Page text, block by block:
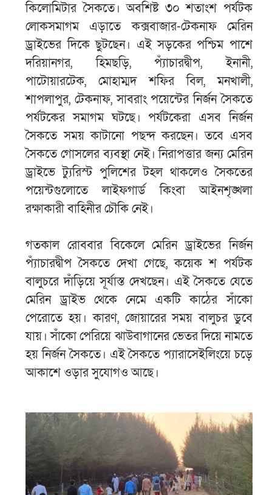
কিলোমিটার সৈকতে। অবশিষ্ট ৩০ শতাংশ পর্যটক
লোকসমাগম এড়াতে কক্সবাজার-টেকনাফ মেরিন
ড্রাইভের দিকে ছুটছেন। এই সড়কের পশ্চিম পাশে
দরিয়ানগর, হিমছড়ি, প্যাঁচারদ্বীপ, ইনানী,
পাটোয়ারটেক, মোহাম্মদ শফির বিল, মনখালী,
শাপলাপুর, টেকনাফ, সাবরাং পয়েন্টের নির্জন সৈকতে
পর্যটকের সমাগম ঘটছে। পর্যটকেরা এসব নির্জন
সৈকতে সময় কাটানো পছন্দ করছেন। তবে এসব
সৈকতে গোসলের ব্যবস্থা নেই। নিরাপত্তার জন্য মেরিন
ড্রাইভে ট্যুরিস্ট পুলিশের টহল থাকলেও সৈকতের
পয়েন্টগুলোতে লাইফগার্ড কিংবা আইনশৃঙ্খলা
রক্ষাকারী বাহিনীর চৌকি নেই।
গতকাল রোববার বিকেলে মেরিন ড্রাইভের নির্জন
প্যাঁচারদ্বীপ সৈকতে দেখা গেছে, কয়েক শ পর্যটক
বালুচরে দাঁড়িয়ে সূর্যাস্ত দেখছেন। এই সৈকতে যেতে
মেরিন ড্রাইভ থেকে নেমে একটি কাঠের সাঁকো
পেরোতে হয়। কারণ, জোয়ারের সময় বালুচর ডুবে
যায়। সাঁকো পেরিয়ে ঝাউবাগানের ভেতর দিয়ে নামতে
হয় নির্জন সৈকতে। এই সৈকতে প্যারাসেইলিংয়ে চড়ে
আকাশে ওড়ার সুযোগও আছে।